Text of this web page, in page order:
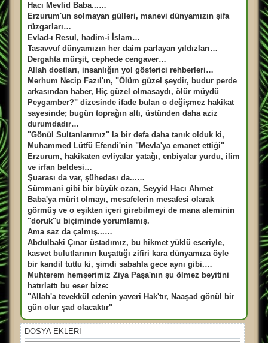
Hacı Mevlid Baba...…
Erzurum'un solmayan gülleri, manevi dünyamızın şifa
rüzgarları…
Evlad-ı Resul, hadim-i İslam…
Tasavvuf dünyamızın her daim parlayan yıldızları…
Dergahta mürşit, cephede cengaver…
Allah dostları, insanlığın yol gösterici rehberleri…
Merhum Necip Fazıl'ın, "Ölüm güzel şeydir, budur perde
arkasından haber, Hiç güzel olmasaydı, ölür müydü
Peygamber?" dizesinde ifade bulan o değişmez hakikat
sayesinde; bugün toprağın altı, üstünden daha aziz
durumdadır…
"Gönül Sultanlarımız" la bir defa daha tanık olduk ki,
Muhammed Lütfü Efendi'nin "Mevla'ya emanet ettiği"
Erzurum, hakikaten evliyalar yatağı, enbiyalar yurdu, ilim
ve irfan beldesi…
Şuarası da var, şühedası da...…
Sümmani gibi bir büyük ozan, Seyyid Hacı Ahmet
Baba'ya mürit olmayı, mesafelerin mesafesi olarak
görmüş ve o eşikten içeri girebilmeyi de mana aleminin
"doruk"u biçiminde yorumlamış.
Ama saz da çalmış...…
Abdulbaki Çınar üstadımız, bu hikmet yüklü eseriyle,
kasvet bulutlarının kuşattığı zifiri kara dünyamıza öyle
bir kandil tuttu ki, şimdi sabahla gece aynı gibi.…
Muhterem hemşerimiz Ziya Paşa'nın şu ölmez beyitini
hatırlattı bu eser bize:
"Allah'a tevekkül edenin yaveri Hak'tır, Naaşad gönül bir
gün olur şad olacaktır"
DOSYA EKLERI